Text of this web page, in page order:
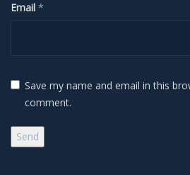
Sonne
Weißlicht
H-Alpha
Mond
Email *
Save my name and email in this
comment.